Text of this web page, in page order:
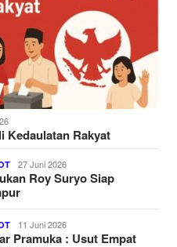
Kedaulatan Rakyat
27 Juni 2026
Roy Suryo Siap
11 Juni 2026
Pramuka : Usut Empat